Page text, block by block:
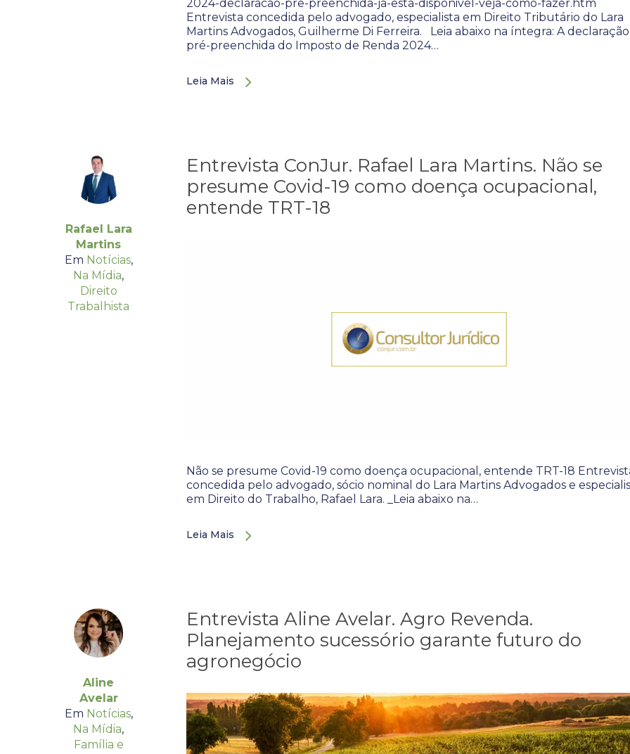
2024-declaracao-pre-preenchida-ja-esta-disponivel-veja-como-fazer.htm
Entrevista concedida pelo advogado, especialista em Direito Tributário do Lara
Martins Advogados, Guilherme Di Ferreira. Leia abaixo na íntegra: A declaração
pré-preenchida do Imposto de Renda 2024…
Leia Mais
Rafael Lara
Martins
Em Notícias,
Na Mídia,
Direito
Trabalhista
Entrevista ConJur. Rafael Lara Martins. Não se
presume Covid-19 como doença ocupacional,
entende TRT-18
Não se presume Covid-19 como doença ocupacional, entende TRT-18
concedida pelo advogado, sócio nominal do Lara Martins Advogados e
em Direito do Trabalho, Rafael Lara. _Leia abaixo na…
Leia Mais
Aline
Avelar
Em Notícias,
Na Mídia,
Família e
Entrevista Aline Avelar. Agro Revenda.
Planejamento sucessório garante futuro do
agronegócio